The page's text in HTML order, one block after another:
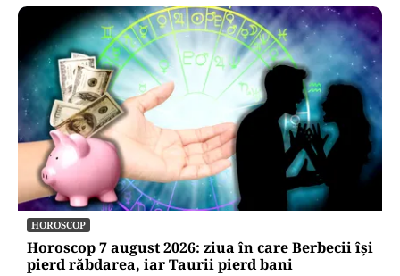
HOROSCOP
Horoscop 7 august 2026: ziua în care Berbecii își
pierd răbdarea, iar Taurii pierd bani